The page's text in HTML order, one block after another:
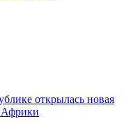
открылась новая
Африки